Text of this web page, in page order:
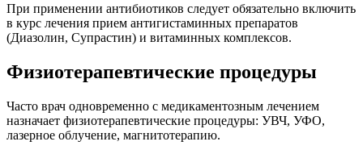
При применении антибиотиков следует обязательно включить
в курс лечения прием антигистаминных препаратов
(Диазолин, Супрастин) и витаминных комплексов.
Физиотерапевтические процедуры
Часто врач одновременно с медикаментозным лечением
назначает физиотерапевтические процедуры: УВЧ, УФО,
лазерное облучение, магнитотерапию.